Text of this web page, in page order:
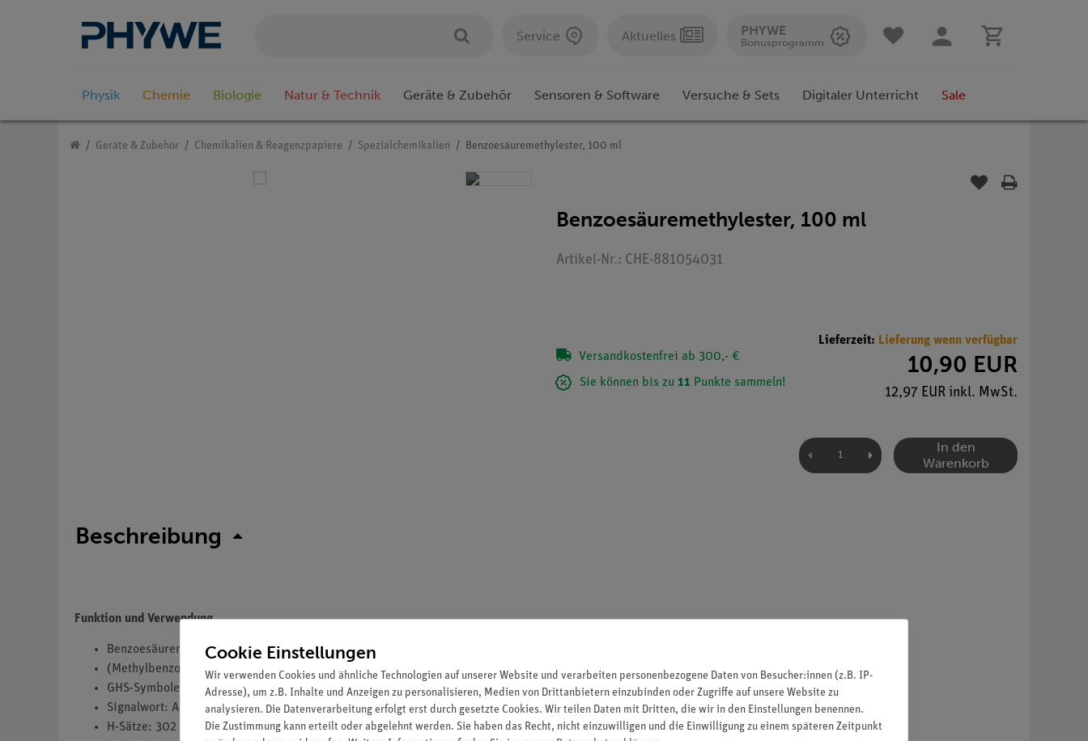
Service Aktuelles PHYWE
Bonusprogramm
Physik Chemie Biologie Natur & Technik Geräte & Zubehör Sensoren & Software Versuche & Sets Digitaler Unterricht Sale
Geräte & Zubehör Chemikalien & Reagenzpapiere Spezialchemikalien Benzoesäuremethylester, 100 ml
Benzoesäuremethylester, 100 ml
Artikel-Nr.: CHE-881054031
Versandkostenfrei ab 300,- €
Sie können bis zu 11 Punkte sammeln!
Lieferzeit: Lieferung wenn verfügbar
10,90 EUR
12,97 EUR inkl. MwSt.
In den
Warenkorb
Beschreibung
Funktion und Verwendung
Benzoesäuremethylester 98% reinst
(Methylbenzoat)
GHS-Symbole(s): GHS07
Signalwort: Achtung
H-Sätze: 302
Cookie Einstellungen
Wir verwenden Cookies und ähnliche Technologien auf unserer Website und verarbeiten personenbezogene Daten von Besucher:innen (z.B. IP-
Adresse), um z.B. Inhalte und Anzeigen zu personalisieren, Medien von Drittanbietern einzubinden oder Zugriffe auf unsere Website zu
analysieren. Die Datenverarbeitung erfolgt erst durch gesetzte Cookies. Wir teilen Daten mit Dritten, die wir in den Einstellungen benennen.
Die Zustimmung kann erteilt oder abgelehnt werden. Sie haben das Recht, nicht einzuwilligen und die Einwilligung zu einem späteren Zeitpunkt